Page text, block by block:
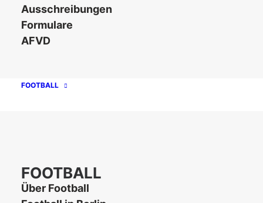
Ausschreibungen
Formulare
AFVD
FOOTBALL
FOOTBALL
Über Football
1. ASC Frankfurt Oder Red Cocks e. V.
Im Sande 2
redcocks.info